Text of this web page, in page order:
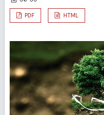
PDF HTML